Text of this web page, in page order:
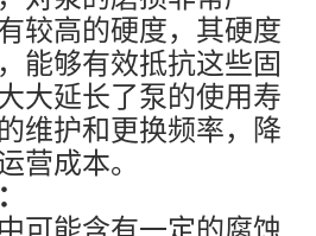
较高的硬度，其硬度
能够有效抵抗这些固
大延长了泵的使用寿
维护和更换频率，降
营成本。
能含有一定的腐蚀